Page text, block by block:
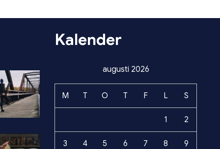
Kalender
augusti 2026
M T O T F L S
1 2
3 4 5 6 7 8 9